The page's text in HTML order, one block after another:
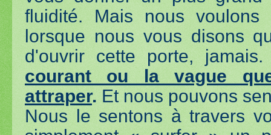
fluidité. Mais nous
lorsque nous vous disons
d'ouvrir cette porte,
courant ou la vague
attraper. Et nous pouvons
Nous le sentons à travers